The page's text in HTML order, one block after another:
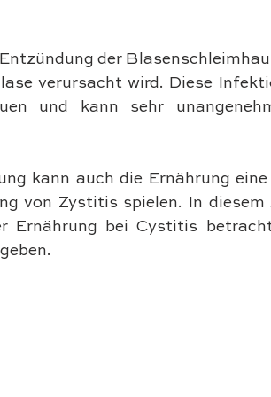
der
verursacht wird. Diese
und kann sehr
kann auch die Ernährung
von Zystitis spielen. In diesem
Ernährung bei Cystitis